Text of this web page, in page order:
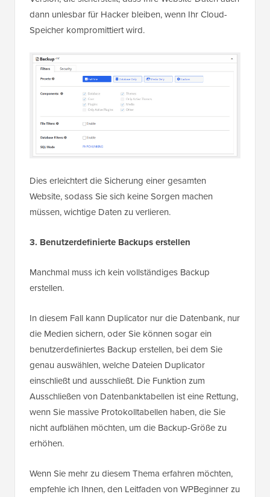
dann unlesbar für Hacker bleiben, wenn Ihr Cloud-
Speicher kompromittiert wird.
Dies erleichtert die Sicherung einer gesamten
Website, sodass Sie sich keine Sorgen machen
müssen, wichtige Daten zu verlieren.
3. Benutzerdefinierte Backups erstellen
Manchmal muss ich kein vollständiges Backup
erstellen.
In diesem Fall kann Duplicator nur die Datenbank, nur
die Medien sichern, oder Sie können sogar ein
benutzerdefiniertes Backup erstellen, bei dem Sie
genau auswählen, welche Dateien Duplicator
einschließt und ausschließt. Die Funktion zum
Ausschließen von Datenbanktabellen ist eine Rettung,
wenn Sie massive Protokolltabellen haben, die Sie
nicht aufblähen möchten, um die Backup-Größe zu
erhöhen.
Wenn Sie mehr zu diesem Thema erfahren möchten,
empfehle ich Ihnen, den Leitfaden von WPBeginner zu